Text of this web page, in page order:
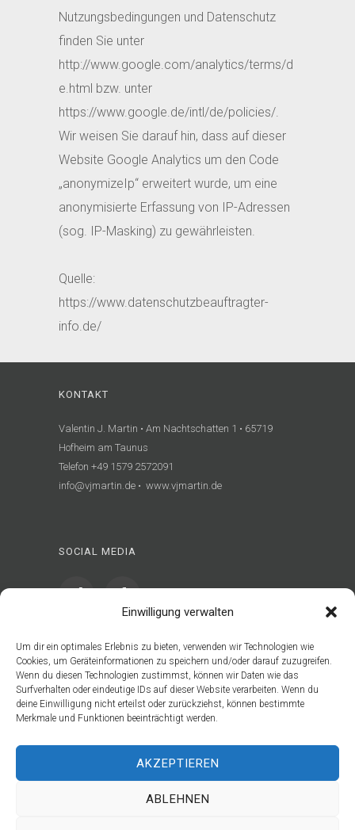
Einwilligung verwalten
Um dir ein optimales Erlebnis zu bieten, verwenden wir Technologien wie
Cookies, um Geräteinformationen zu speichern und/oder darauf zuzugreifen.
Wenn du diesen Technologien zustimmst, können wir Daten wie das
Surfverhalten oder eindeutige IDs auf dieser Website verarbeiten. Wenn du
deine Einwilligung nicht erteilst oder zurückziehst, können bestimmte
Merkmale und Funktionen beeinträchtigt werden.
AKZEPTIEREN
ABLEHNEN
Nutzungsbedingungen und Datenschutz
finden Sie unter
http://www.google.com/analytics/terms/d
e.html bzw. unter
https://www.google.de/intl/de/policies/.
Wir weisen Sie darauf hin, dass auf dieser
Website Google Analytics um den Code
„anonymizeIp“ erweitert wurde, um eine
anonymisierte Erfassung von IP-Adressen
(sog. IP-Masking) zu gewährleisten.
Quelle:
https://www.datenschutzbeauftragter-
info.de/
KONTAKT
Valentin J. Martin • Am Nachtschatten 1 • 65719
Hofheim am Taunus
Telefon +49 1579 2572091
info@vjmartin.de • www.vjmartin.de
SOCIAL MEDIA
Copyright 2026 • Valentin J. Martin